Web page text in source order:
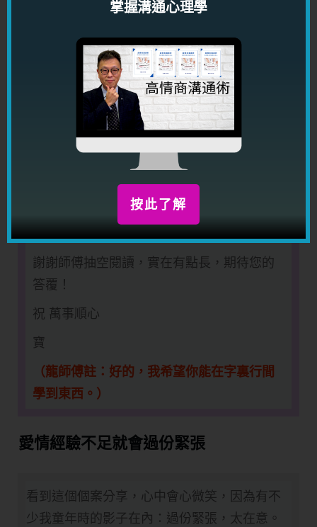
（龍師傅註：並不，而是你太專一了，專一
到一個位，連男朋友看看以前的女生也不可
其實這些問題是很少事來的，你不用太過在
意這些。）
最後附上一張我和男友的照片，畢竟上面可
能描述得不算很準確，不過相片還是不要公
（龍師傅註：不會公開。看樣子你男朋友是
謝謝師傅抽空閱讀，實在有點長，期待您的
答覆！
祝 萬事順心
寶
（龍師傅註：好的，我希望你能在字裏行間
學到東西。）
​愛情經驗不足就會過份緊張
​看到這個個案分享，心中會心微笑，因為有不
少我童年時的影子在內：過份緊張，太在意。
掌握溝通心理學
按此了解